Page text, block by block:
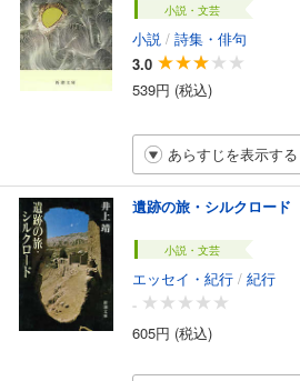
小説・文芸
小説 / 詩集・俳句
3.0
539円 (税込)
あらすじを表示する
遺跡の旅・シルクロード
小説・文芸
エッセイ・紀行 / 紀行
-
605円 (税込)